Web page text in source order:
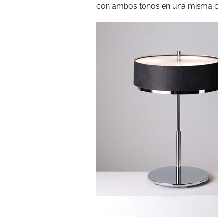
con ambos tonos en una misma